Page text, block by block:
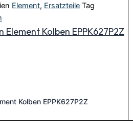
Element, Ersatzteile Tag
Element Kolben EPPK627P2Z
Kolben EPPK627P2Z